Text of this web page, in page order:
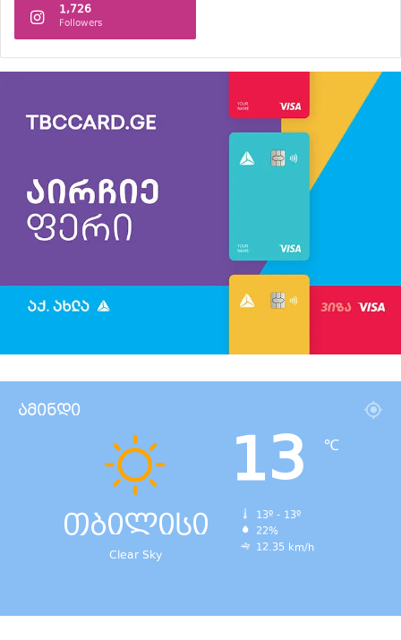
1,726
Followers
ამინდი
თბილისი
Clear Sky
13 ℃
13º - 13º
22%
12.35 km/h